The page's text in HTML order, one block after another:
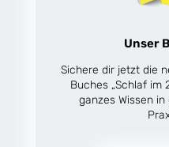
Unser
Sichere dir jetzt die
Buches „Schlaf im
ganzes Wissen